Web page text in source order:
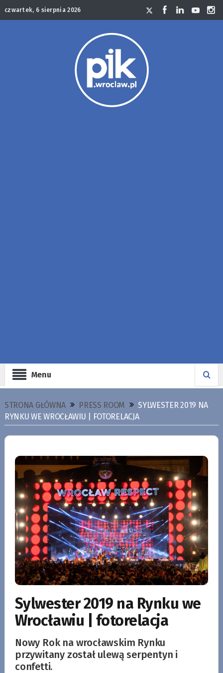
czwartek, 6 sierpnia 2026
Menu
STRONA GŁÓWNA PRESS ROOM
SYLWESTER 2019 NA
RYNKU WE WROCŁAWIU | FOTORELACJA
Sylwester 2019 na Rynku we
Wrocławiu | fotorelacja
Nowy Rok na wrocławskim Rynku
przywitany został ulewą serpentyn i
confetti.